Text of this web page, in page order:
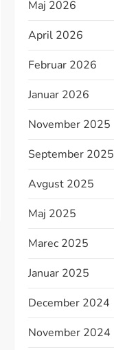
Maj 2026
April 2026
Februar 2026
Januar 2026
November 2025
September 2025
Avgust 2025
Maj 2025
Marec 2025
Januar 2025
December 2024
November 2024